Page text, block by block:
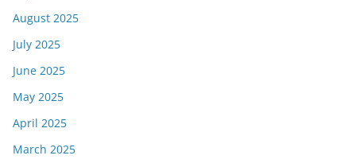
August 2025
July 2025
June 2025
May 2025
April 2025
March 2025